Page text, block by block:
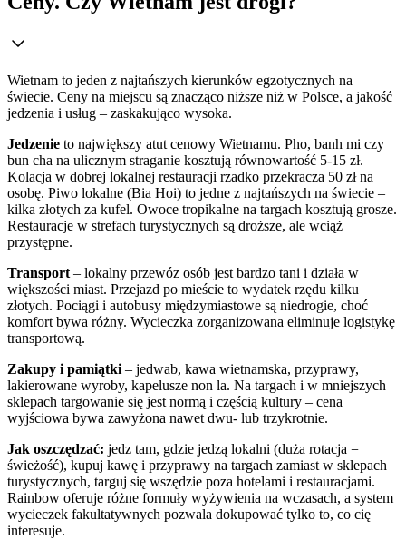
Wietnam to jeden z najtańszych kierunków egzotycznych na
świecie. Ceny na miejscu są znacząco niższe niż w Polsce, a jakość
jedzenia i usług – zaskakująco wysoka.
Jedzenie to największy atut cenowy Wietnamu. Pho, banh mi czy
bun cha na ulicznym straganie kosztują równowartość 5-15 zł.
Kolacja w dobrej lokalnej restauracji rzadko przekracza 50 zł na
osobę. Piwo lokalne (Bia Hoi) to jedne z najtańszych na świecie –
kilka złotych za kufel. Owoce tropikalne na targach kosztują grosze.
Restauracje w strefach turystycznych są droższe, ale wciąż
przystępne.
Transport – lokalny przewóz osób jest bardzo tani i działa w
większości miast. Przejazd po mieście to wydatek rzędu kilku
złotych. Pociągi i autobusy międzymiastowe są niedrogie, choć
komfort bywa różny. Wycieczka zorganizowana eliminuje logistykę
transportową.
Zakupy i pamiątki – jedwab, kawa wietnamska, przyprawy,
lakierowane wyroby, kapelusze non la. Na targach i w mniejszych
sklepach targowanie się jest normą i częścią kultury – cena
wyjściowa bywa zawyżona nawet dwu- lub trzykrotnie.
Jak oszczędzać: jedz tam, gdzie jedzą lokalni (duża rotacja =
świeżość), kupuj kawę i przyprawy na targach zamiast w sklepach
turystycznych, targuj się wszędzie poza hotelami i restauracjami.
Rainbow oferuje różne formuły wyżywienia na wczasach, a system
wycieczek fakultatywnych pozwala dokupować tylko to, co cię
interesuje.